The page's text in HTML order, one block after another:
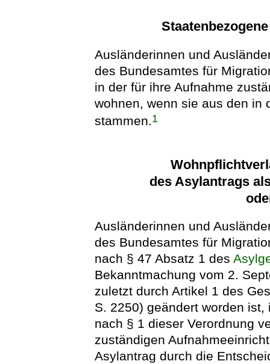
Ausländerinnen und
des Bundesamtes für
in der für ihre Aufnahme
wohnen, wenn sie aus den in
stammen.1
des Asylantrags
Ausländerinnen und
des Bundesamtes für
nach § 47 Absatz 1 des
Bekanntmachung vom 2.
zuletzt durch Artikel 1 des
S. 2250) geändert worden
nach § 1 dieser Verordnung
zuständigen
Asylantrag durch die